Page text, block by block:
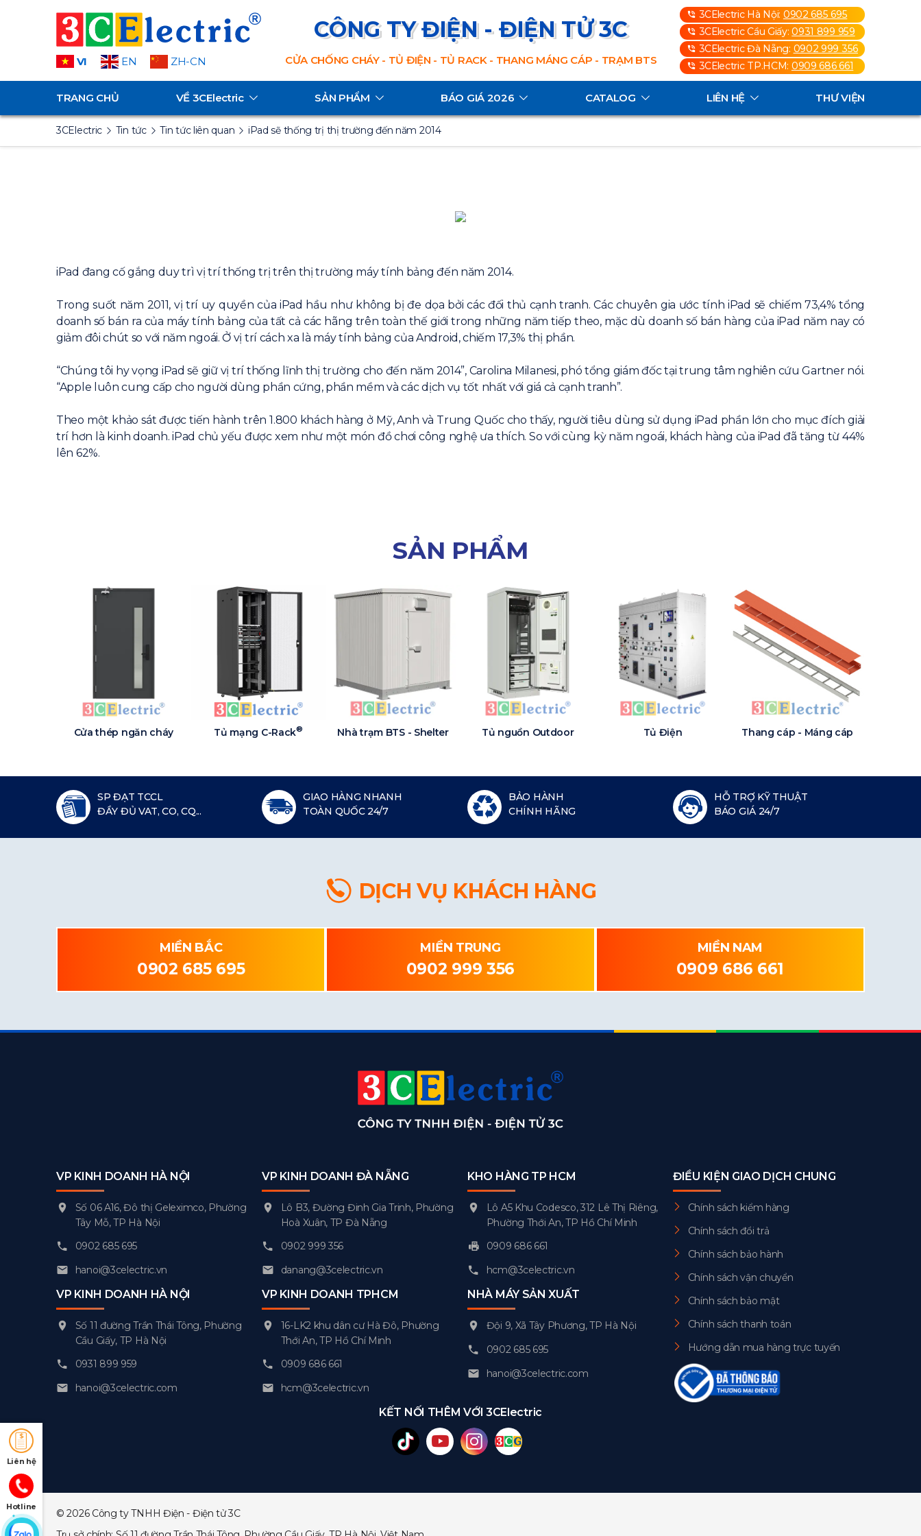
VI EN ZH-CN
CÔNG TY ĐIỆN - ĐIỆN TỬ 3C
CỬA CHỐNG CHÁY - TỦ ĐIỆN - TỦ RACK - THANG MÁNG CÁP - TRẠM BTS
3CElectric Hà Nội: 0902 685 695
3CElectric Cầu Giấy:0931 899 959
3CElectric Đà Nẵng: 0902 999 356
3CElectric TP.HCM: 0909 686 661
TRANG CHỦ VỀ 3CElectric SẢN PHẨM BÁO GIÁ 2026 CATALOG LIÊN HỆ THƯ VIỆN
3CElectric Tin tức Tin tức liên quan iPad sẽ thống trị thị trường đến năm 2014
iPad đang cố gắng duy trì vị trí thống trị trên thị trường máy tính bảng đến năm 2014.
Trong suốt năm 2011, vị trí uy quyền của iPad hầu như không bị đe dọa bởi các đối thủ cạnh tranh. Các chuyên gia ước tính iPad sẽ chiếm 73,4% tổng
doanh số bán ra của máy tính bảng của tất cả các hãng trên toàn thế giới trong những năm tiếp theo, mặc dù doanh số bán hàng của iPad năm nay có
giảm đôi chút so với năm ngoái. Ở vị trí cách xa là máy tính bảng của Android, chiếm 17,3% thị phần.
“Chúng tôi hy vọng iPad sẽ giữ vị trí thống lĩnh thị trường cho đến năm 2014”, Carolina Milanesi, phó tổng giám đốc tại trung tâm nghiên cứu Gartner nói.
“Apple luôn cung cấp cho người dùng phần cứng, phần mềm và các dịch vụ tốt nhất với giá cả cạnh tranh”.
Theo một khảo sát được tiến hành trên 1.800 khách hàng ở Mỹ, Anh và Trung Quốc cho thấy, người tiêu dùng sử dụng iPad phần lớn cho mục đích giải
trí hơn là kinh doanh. iPad chủ yếu được xem như một món đồ chơi công nghệ ưa thích. So với cùng kỳ năm ngoái, khách hàng của iPad đã tăng từ 44%
lên 62%.
SẢN PHẨM
Cửa thép ngăn cháy Tủ mạng C-Rack® Nhà trạm BTS - Shelter Tủ nguồn Outdoor Tủ Điện Thang cáp - Máng cáp
Liên hệ
Hotline
SP ĐẠT TCCL
ĐẦY ĐỦ VAT, CO, CQ...
GIAO HÀNG NHANH
TOÀN QUỐC 24/7
BẢO HÀNH
CHÍNH HÃNG
HỖ TRỢ KỸ THUẬT
BÁO GIÁ 24/7
DỊCH VỤ KHÁCH HÀNG
MIỀN BẮC
0902 685 695
MIỀN TRUNG
0902 999 356
MIỀN NAM
0909 686 661
VP KINH DOANH HÀ NỘI
Số 06 A16, Đô thị Geleximco, Phường
Tây Mỗ, TP Hà Nội
0902 685 695
hanoi@3celectric.vn
VP KINH DOANH HÀ NỘI
Số 11 đường Trần Thái Tông, Phường
Cầu Giấy, TP Hà Nội
0931 899 959
hanoi@3celectric.com
VP KINH DOANH ĐÀ NẴNG
Lô B3, Đường Đinh Gia Trinh, Phường
Hoà Xuân, TP Đà Nẵng
0902 999 356
danang@3celectric.vn
VP KINH DOANH TPHCM
16-LK2 khu dân cư Hà Đô, Phường
Thới An, TP Hồ Chí Minh
0909 686 661
hcm@3celectric.vn
KHO HÀNG TP HCM
Lô A5 Khu Codesco, 312 Lê Thị Riêng,
Phường Thới An, TP Hồ Chí Minh
0909 686 661
hcm@3celectric.vn
NHÀ MÁY SẢN XUẤT
Đội 9, Xã Tây Phương, TP Hà Nội
0902 685 695
hanoi@3celectric.com
ĐIỀU KIỆN GIAO DỊCH CHUNG
Chính sách kiểm hàng
Chính sách đổi trả
Chính sách bảo hành
Chính sách vận chuyển
Chính sách bảo mật
Chính sách thanh toán
Hướng dẫn mua hàng trực tuyến
KẾT NỐI THÊM VỚI 3CElectric
© 2026 Công ty TNHH Điện - Điện tử 3C